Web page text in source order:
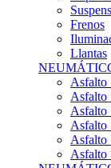
Frenos
Llantas
Asfalto
Asfalto
Asfalto
Asfalto
Asfalto
Asfalto